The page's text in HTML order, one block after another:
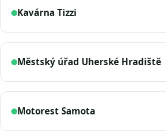
Kavárna Tizzi
Městský úřad Uherské Hradiště
Motorest Samota